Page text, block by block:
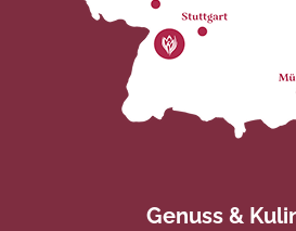
Genuss &